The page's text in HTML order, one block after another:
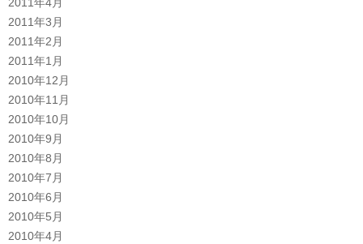
2011年4月
2011年3月
2011年2月
2011年1月
2010年12月
2010年11月
2010年10月
2010年9月
2010年8月
2010年7月
2010年6月
2010年5月
2010年4月